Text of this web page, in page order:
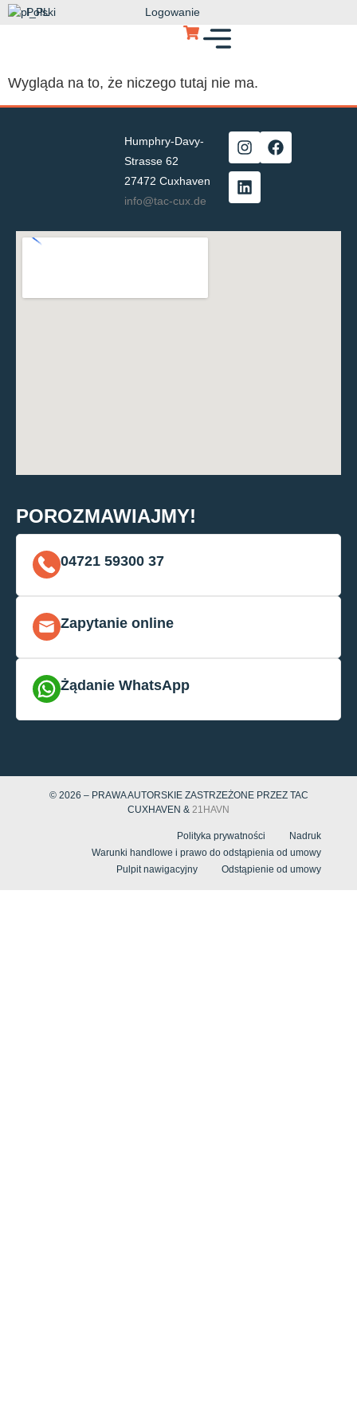
Polski Logowanie
Wygląda na to, że niczego tutaj nie ma.
Humphry-Davy-
Strasse 62
27472 Cuxhaven
info@tac-cux.de
POROZMAWIAJMY!
04721 59300 37
Zapytanie online
Żądanie WhatsApp
© 2026 – PRAWA AUTORSKIE ZASTRZEŻONE PRZEZ TAC
CUXHAVEN & 21HAVN
Polityka prywatności
Nadruk
Warunki handlowe i prawo do odstąpienia od umowy
Pulpit nawigacyjny
Odstąpienie od umowy